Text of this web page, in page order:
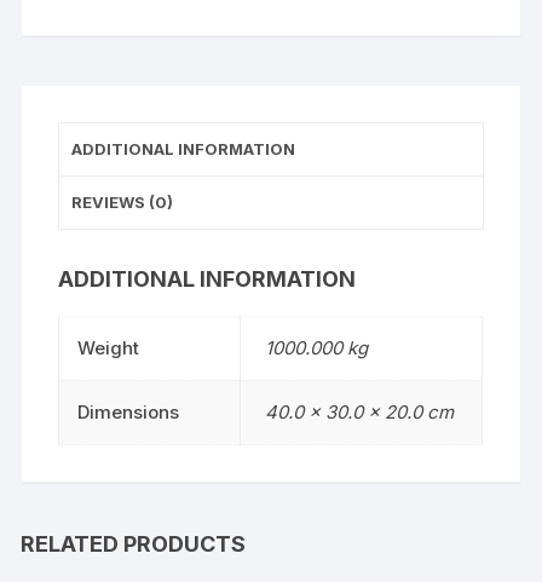
ADDITIONAL INFORMATION
REVIEWS (0)
ADDITIONAL INFORMATION
Weight 1000.000 kg
Dimensions 40.0 × 30.0 × 20.0 cm
RELATED PRODUCTS